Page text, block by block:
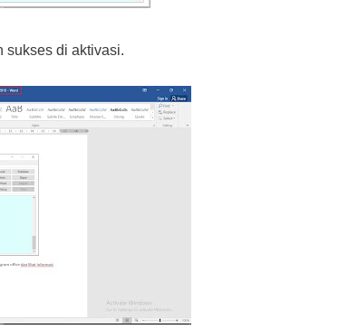
sukses di aktivasi.